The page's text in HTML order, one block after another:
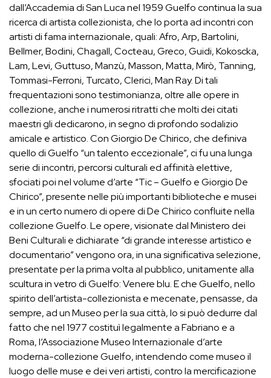
dall’Accademia di San Luca nel 1959 Guelfo continua la sua
ricerca di artista collezionista, che lo porta ad incontri con
artisti di fama internazionale, quali: Afro, Arp, Bartolini,
Bellmer, Bodini, Chagall, Cocteau, Greco, Guidi, Kokoscka,
Lam, Levi, Guttuso, Manzù, Masson, Matta, Mirò, Tanning,
Tommasi-Ferroni, Turcato, Clerici, Man Ray. Di tali
frequentazioni sono testimonianza, oltre alle opere in
collezione, anche i numerosi ritratti che molti dei citati
maestri gli dedicarono, in segno di profondo sodalizio
amicale e artistico. Con Giorgio De Chirico, che definiva
quello di Guelfo “un talento eccezionale”, ci fu una lunga
serie di incontri, percorsi culturali ed affinità elettive,
sfociati poi nel volume d’arte “Tic – Guelfo e Giorgio De
Chirico”, presente nelle più importanti biblioteche e musei
e in un certo numero di opere di De Chirico confluite nella
collezione Guelfo. Le opere, visionate dal Ministero dei
Beni Culturali e dichiarate “di grande interesse artistico e
documentario” vengono ora, in una significativa selezione,
presentate per la prima volta al pubblico, unitamente alla
scultura in vetro di Guelfo: Venere blu. E che Guelfo, nello
spirito dell’artista-collezionista e mecenate, pensasse, da
sempre, ad un Museo per la sua città, lo si può dedurre dal
fatto che nel 1977 costituì legalmente a Fabriano e a
Roma, l’Associazione Museo Internazionale d’arte
moderna-collezione Guelfo, intendendo come museo il
luogo delle muse e dei veri artisti, contro la mercificazione